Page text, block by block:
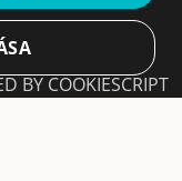
maradj a
BY COOKIESCRIPT